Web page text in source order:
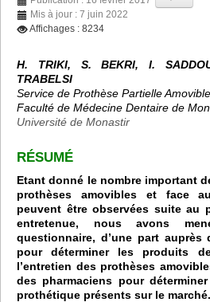
Mis à jour : 7 juin 2022
Affichages : 8234
H. TRIKI, S. BEKRI, I.
TRABELSI
Service de Prothèse Partielle Amovible
Faculté de Médecine Dentaire de
Université de Monastir
RÉSUMÉ
Etant donné le nombre important
prothèses amovibles et face
peuvent être observées suite au
entretenue, nous avons
questionnaire, d’une part auprès
pour déterminer les produits
l’entretien des prothèses
des pharmaciens pour
prothétique présents sur le marché.